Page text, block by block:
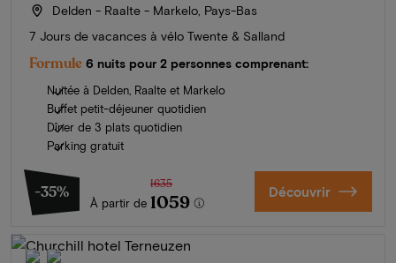
Delden - Raalte - Markelo, Pays-Bas
7 Jours de vacances à vélo Twente & Salland
Formule 6 nuits pour 2 personnes comprenant:
Nuitée à Delden, Raalte et Markelo
Buffet petit-déjeuner quotidien
Dîner de 3 plats quotidien
Parking gratuit
-35%
À partir de
1635
1059 Découvrir